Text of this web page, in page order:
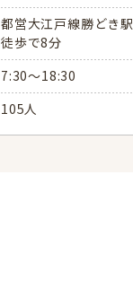
都営大江戸線勝どき駅
徒歩で8分
7:30～18:30
105人